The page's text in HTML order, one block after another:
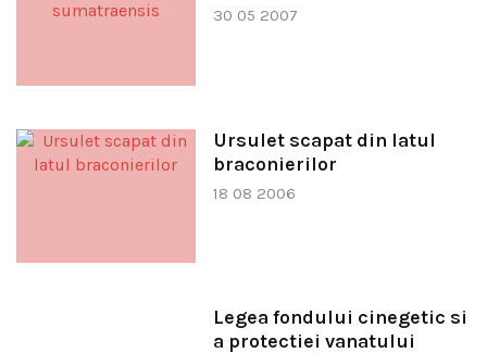
30 05 2007
Ursulet scapat din latul
braconierilor
18 08 2006
Legea fondului cinegetic si
a protectiei vanatului